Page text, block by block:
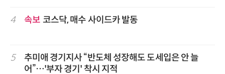
4 속보 코스닥, 매수 사이드카 발동
5
추미애 경기지사 “반도체 성장해도 도세입은 안 늘
어”…'부자 경기' 착시 지적